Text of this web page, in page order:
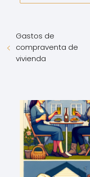
Gastos de
compraventa de
vivienda